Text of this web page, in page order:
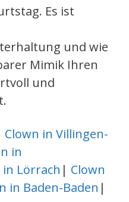
Es ist
und wie
Mimik Ihren
und
Clown in Villingen-
in
in Lörrach | Clown
in Baden-Baden |